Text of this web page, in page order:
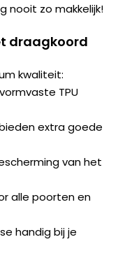
nooit zo makkelijk!
draagkoord
kwaliteit:
TPU
extra goede
van het
alle poorten en
handig bij je